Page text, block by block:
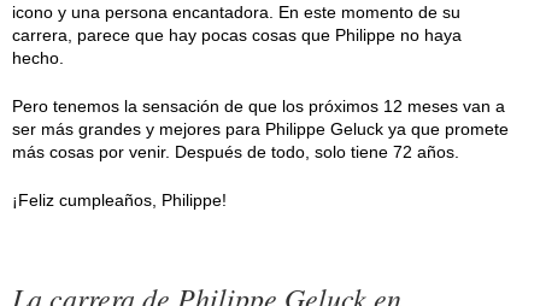
icono y una persona encantadora. En este momento de su
carrera, parece que hay pocas cosas que Philippe no haya
hecho.
Pero tenemos la sensación de que los próximos 12 meses van a
ser más grandes y mejores para Philippe Geluck ya que promete
más cosas por venir. Después de todo, solo tiene 72 años.
¡Feliz cumpleaños, Philippe!
La carrera de Philippe Geluck en